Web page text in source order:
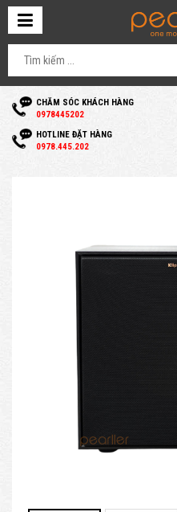
CHĂM SÓC KHÁCH HÀNG
0978445202
HOTLINE ĐẶT HÀNG
0978.445.202